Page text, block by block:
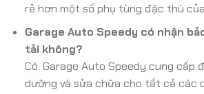
rẻ hơn một số phụ tùng đặc thù
Garage Auto Speedy có nhận
tải không?
Có, Garage Auto Speedy cung cấp
dưỡng và sửa chữa cho tất cả các